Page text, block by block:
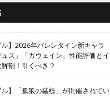
ル】2026年バレンタイン新キャラ
ュス」「ガウェイン」性能評価とイ
剖！引くべき？
ル】「孤狼の墓標」が開催されてい